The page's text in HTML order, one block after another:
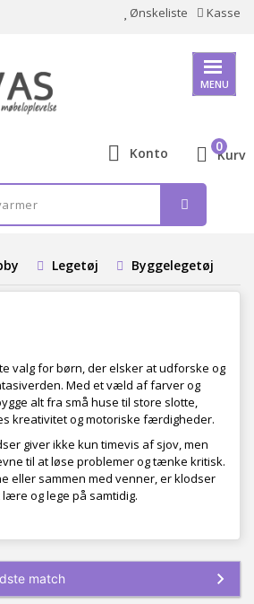
Ønskeliste Kasse
MENU
Konto Kurv
0
Legetøj Byggelegetøj
valg for børn, der elsker at udforske og
Med et væld af farver og
alt fra små huse til store slotte,
kreativitet og motoriske færdigheder.
giver ikke kun timevis af sjov, men
til at løse problemer og tænke kritisk.
eller sammen med venner, er klodser
og lege på samtidig.